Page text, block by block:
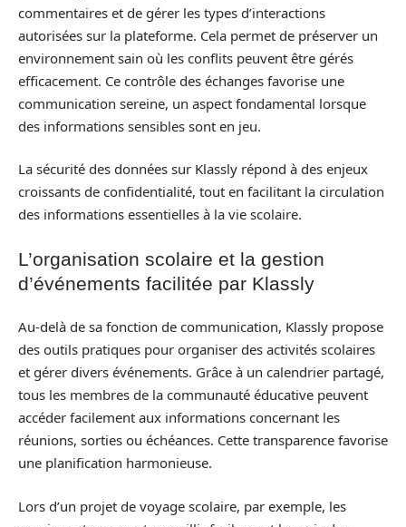
commentaires et de gérer les types d’interactions
autorisées sur la plateforme. Cela permet de préserver un
environnement sain où les conflits peuvent être gérés
efficacement. Ce contrôle des échanges favorise une
communication sereine, un aspect fondamental lorsque
des informations sensibles sont en jeu.
La sécurité des données sur Klassly répond à des enjeux
croissants de confidentialité, tout en facilitant la circulation
des informations essentielles à la vie scolaire.
L’organisation scolaire et la gestion
d’événements facilitée par Klassly
Au-delà de sa fonction de communication, Klassly propose
des outils pratiques pour organiser des activités scolaires
et gérer divers événements. Grâce à un calendrier partagé,
tous les membres de la communauté éducative peuvent
accéder facilement aux informations concernant les
réunions, sorties ou échéances. Cette transparence favorise
une planification harmonieuse.
Lors d’un projet de voyage scolaire, par exemple, les